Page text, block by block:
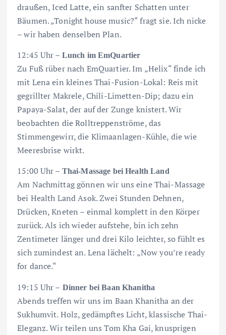
draußen, Iced Latte, ein sanfter Schatten unter
Bäumen. „Tonight house music?“ fragt sie. Ich nicke
– wir haben denselben Plan.
12:45 Uhr – Lunch im EmQuartier
Zu Fuß rüber nach EmQuartier. Im „Helix“ finde ich
mit Lena ein kleines Thai-Fusion-Lokal: Reis mit
gegrillter Makrele, Chili-Limetten-Dip; dazu ein
Papaya-Salat, der auf der Zunge knistert. Wir
beobachten die Rolltreppenströme, das
Stimmengewirr, die Klimaanlagen-Kühle, die wie
Meeresbrise wirkt.
15:00 Uhr – Thai-Massage bei Health Land
Am Nachmittag gönnen wir uns eine Thai-Massage
bei Health Land Asok. Zwei Stunden Dehnen,
Drücken, Kneten – einmal komplett in den Körper
zurück. Als ich wieder aufstehe, bin ich zehn
Zentimeter länger und drei Kilo leichter, so fühlt es
sich zumindest an. Lena lächelt: „Now you’re ready
for dance.“
19:15 Uhr – Dinner bei Baan Khanitha
Abends treffen wir uns im Baan Khanitha an der
Sukhumvit. Holz, gedämpftes Licht, klassische Thai-
Eleganz. Wir teilen uns Tom Kha Gai, knusprigen